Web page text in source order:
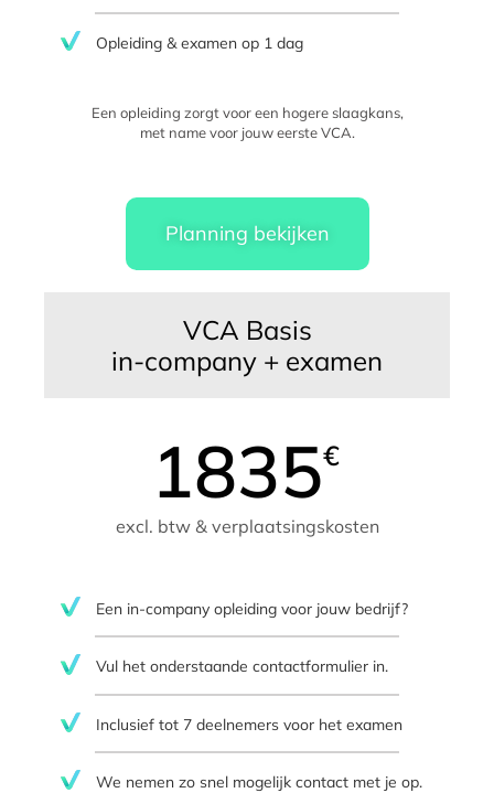
Opleiding & examen op 1 dag
Een opleiding zorgt voor een hogere slaagkans,
met name voor jouw eerste VCA.
Planning bekijken
VCA Basis
in-company + examen
1835€
excl. btw & verplaatsingskosten
Een in-company opleiding voor jouw bedrijf?
Vul het onderstaande contactformulier in.
Inclusief tot 7 deelnemers voor het examen
We nemen zo snel mogelijk contact met je op.​